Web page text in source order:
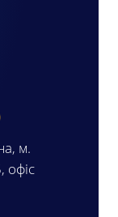
м.
офіс